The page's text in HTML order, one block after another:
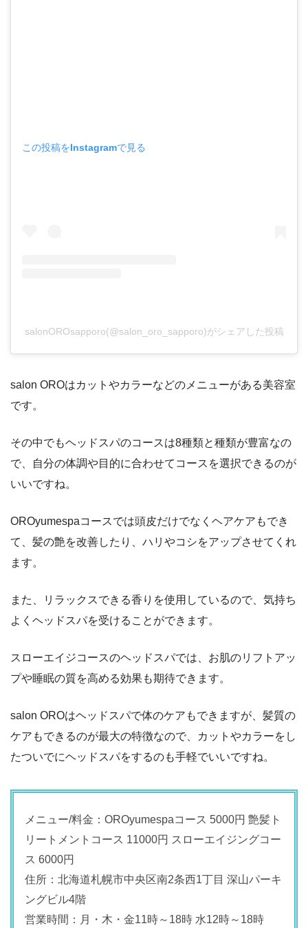
この投稿をInstagramで見る
salonOROsapporo(@salon_oro_sapporo)がシェアした投稿
salon OROはカットやカラーなどのメニューがある美容室
です。
その中でもヘッドスパのコースは8種類と種類が豊富なの
で、自分の体調や目的に合わせてコースを選択できるのが
いいですね。
OROyumespaコースでは頭皮だけでなくヘアケアもでき
て、髪の艶を改善したり、ハリやコシをアップさせてくれ
ます。
また、リラックスできる香りを使用しているので、気持ち
よくヘッドスパを受けることができます。
スローエイジコースのヘッドスパでは、お肌のリフトアッ
プや睡眠の質を高める効果も期待できます。
salon OROはヘッドスパで体のケアもできますが、髪質の
ケアもできるのが最大の特徴なので、カットやカラーをし
たついでにヘッドスパをするのも手軽でいいですね。
メニュー/料金：OROyumespaコース 5000円 艶髪ト
リートメントコース 11000円 スローエイジングコー
ス 6000円
住所：北海道札幌市中央区南2条西1丁目 深山パーキ
ングビル4階
営業時間：月・木・金11時～18時 水12時～18時